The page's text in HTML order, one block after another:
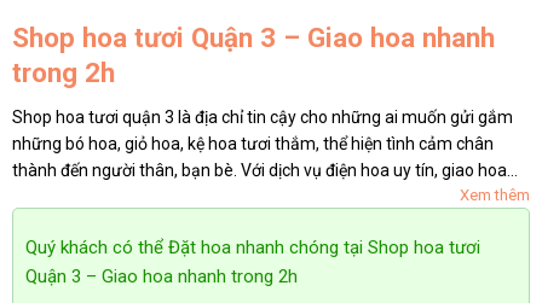
Shop hoa tươi Quận 3 – Giao hoa nhanh
trong 2h
Shop hoa tươi quận 3 là địa chỉ tin cậy cho những ai muốn gửi gắm
những bó hoa, giỏ hoa, kệ hoa tươi thắm, thể hiện tình cảm chân
thành đến người thân, bạn bè. Với dịch vụ điện hoa uy tín, giao hoa
Xem thêm
Quý khách có thể Đặt hoa nhanh chóng tại Shop hoa tươi
Quận 3 – Giao hoa nhanh trong 2h